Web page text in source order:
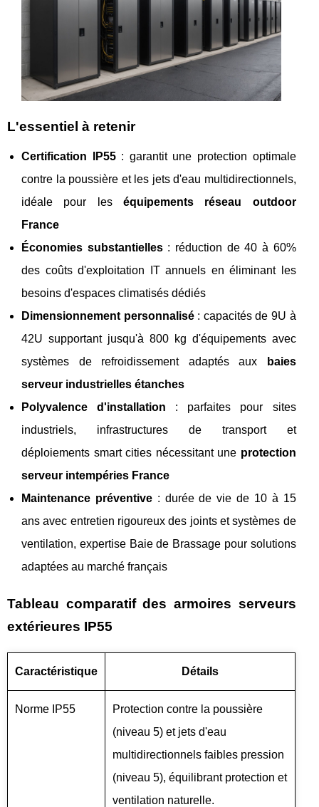
L'essentiel à retenir
Certification IP55: garantit une protection optimale
contre la poussière et les jets d'eau multidirectionnels,
idéale pour les équipements réseau outdoor
France
Économies substantielles: réduction de 40 à 60%
des coûts d'exploitation IT annuels en éliminant les
besoins d'espaces climatisés dédiés
Dimensionnement personnalisé: capacités de 9U à
42U supportant jusqu'à 800 kg d'équipements avec
systèmes de refroidissement adaptés aux
baies
serveur industrielles étanches
Polyvalence d'installation : parfaites pour sites
industriels, infrastructures de transport et
déploiements smart cities nécessitant une protection
serveur intempéries France
Maintenance préventive: durée de vie de 10 à 15
ans avec entretien rigoureux des joints et systèmes de
ventilation, expertise Baie de Brassage pour solutions
adaptées au marché français
Tableau comparatif des armoires serveurs
extérieures IP55
Caractéristique Détails
Norme IP55
Protection contre la poussière
(niveau 5) et jets d'eau
multidirectionnels faibles pression
(niveau 5), équilibrant protection et
ventilation naturelle.